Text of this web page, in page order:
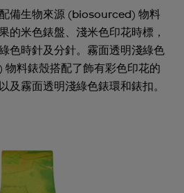
備生物來源 (biosourced) 物料
的米色錶盤、淺米色印花時標，
色時針及分針。霧面透明淺綠色
料錶殼搭配了飾有彩色印花的
及霧面透明淺綠色錶環和錶扣。